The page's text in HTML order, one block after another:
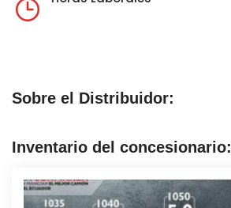
Sobre el Distribuidor:
Inventario del concesionario: